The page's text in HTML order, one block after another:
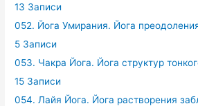
13 Записи
052. Йога Умирания. Йога
5 Записи
053. Чакра Йога. Йога структур
15 Записи
054. Лайя Йога. Йога растворения